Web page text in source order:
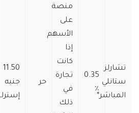
تشارلز
ستانلي
المباشر*
0.35
٪
منصة
على
الأسهم
إذا
كانت
تجارة
في
ذلك
حر
11.50
جنيه